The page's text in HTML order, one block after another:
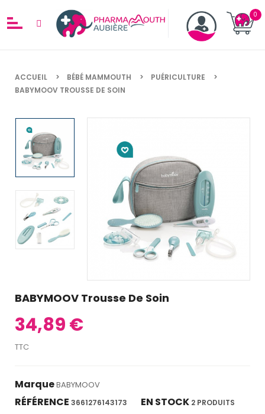
ACCUEIL BÉBÉ MAMMOUTH
PUÉRICULTURE
BABYMOOV TROUSSE DE SOIN
BABYMOOV Trousse De Soin
34,89 €
TTC
MarqueBABYMOOV
RÉFÉRENCE 3661276143173 EN STOCK 2 PRODUITS